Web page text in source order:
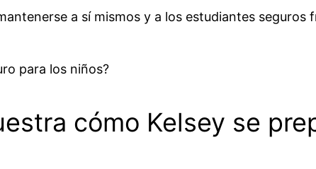
a sí mismos y a los estudiantes
para los niños?
cómo Kelsey se